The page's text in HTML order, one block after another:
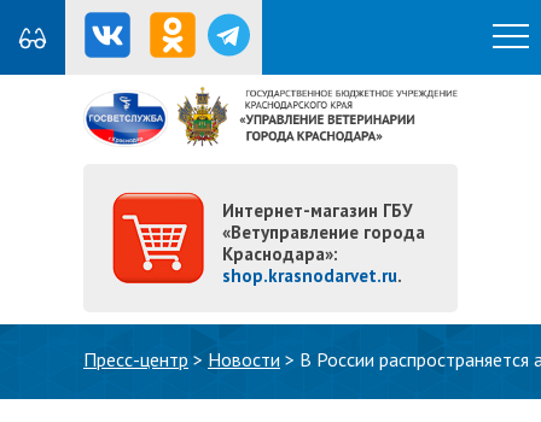
Интернет-магазин ГБУ
«Ветуправление города
Краснодара»:
shop.krasnodarvet.ru.
Пресс-центр > Новости > В России распространяется